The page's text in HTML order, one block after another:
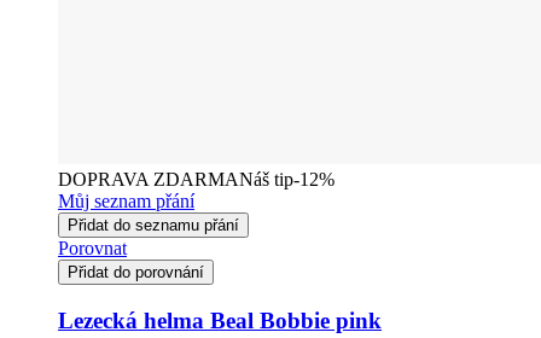
DOPRAVA ZDARMANáš tip-12%
Můj seznam přání
Přidat do seznamu přání
Porovnat
Přidat do porovnání
Lezecká helma Beal Bobbie pink